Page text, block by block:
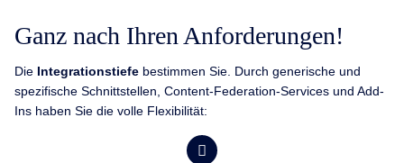
Ganz nach Ihren Anforderungen!
Die Integrationstiefe bestimmen Sie. Durch generische und
spezifische Schnittstellen, Content-Federation-Services und Add-
Ins haben Sie die volle Flexibilität: